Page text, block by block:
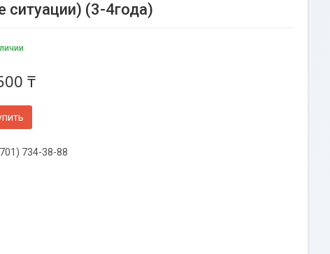
(3-4года)
₸
734-38-88